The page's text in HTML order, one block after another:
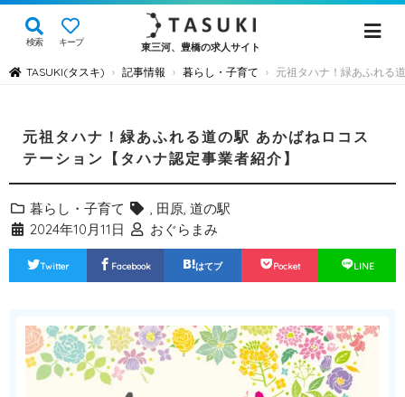
検索 キープ 東三河、豊橋の求人サイト
TASUKI(タスキ) › 記事情報 › 暮らし・子育て › 元祖タハナ！緑あふれる
元祖タハナ！緑あふれる道の駅 あかばねロコス
テーション【タハナ認定事業者紹介】
暮らし・子育て , 田原, 道の駅
2024年10月11日
おぐらまみ
Twitter Facebook はてブ Pocket LINE